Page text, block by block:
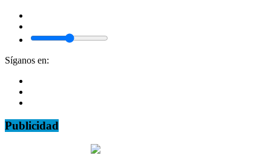
Síganos en:
Publicidad